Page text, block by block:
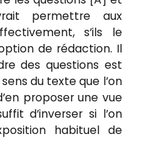
permettre aux
s’ils le
de rédaction. Il
des questions est
du texte que l’on
proposer une vue
d’inverser si l’on
habituel de